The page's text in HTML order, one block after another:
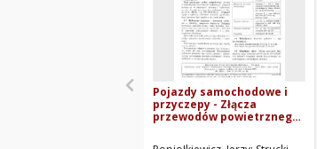
Pojazdy samochodowe i
przyczepy - Złącza
przewodów powietrznego
Wymagania i badania BN-